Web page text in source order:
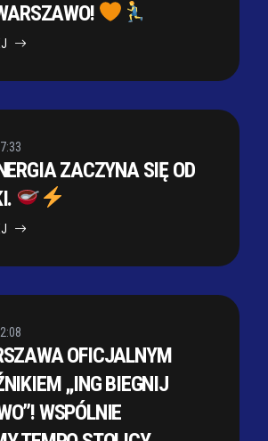
ZACZYNA SIĘ OD
OFICJALNYM
„ING BIEGNIJ
WSPÓLNIE